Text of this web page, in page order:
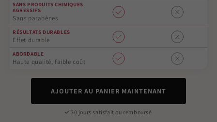
SANS PRODUITS CHIMIQUES
AGRESSIFS
Sans parabènes
RÉSULTATS DURABLES
Effet durable
ABORDABLE
Haute qualité, faible coût
AJOUTER AU PANIER MAINTENANT
30 jours satisfait ou remboursé